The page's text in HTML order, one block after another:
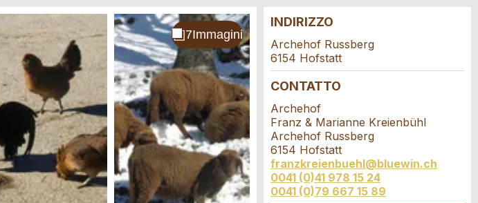
INDIRIZZO
Archehof Russberg
6154 Hofstatt
CONTATTO
Archehof
Franz & Marianne Kreienbühl
Archehof Russberg
6154 Hofstatt
franzkreienbuehl@bluewin.ch
0041 (0)41 978 15 24
0041 (0)79 667 15 89